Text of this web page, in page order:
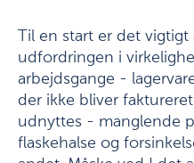
Til en start er det
udfordringen i
arbejdsgange -
der ikke bliver
udnyttes - manglende
flaskehalse og